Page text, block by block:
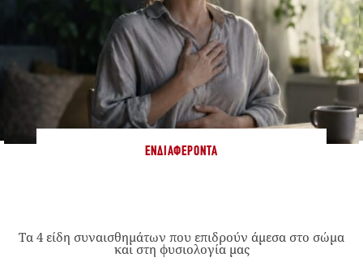
ΕΝΔΙΑΦΈΡΟΝΤΑ
Τα 4 είδη συναισθημάτων που επιδρούν άμεσα στο σώμα
και στη φυσιολογία μας